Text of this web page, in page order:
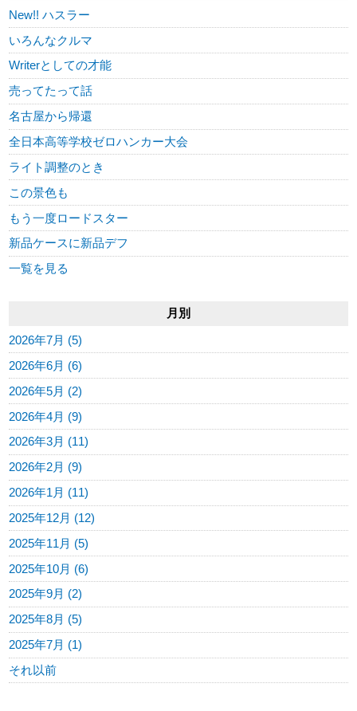
New!! ハスラー
いろんなクルマ
Writerとしての才能
売ってたって話
名古屋から帰還
全日本高等学校ゼロハンカー大会
ライト調整のとき
この景色も
もう一度ロードスター
新品ケースに新品デフ
一覧を見る
月別
2026年7月 (5)
2026年6月 (6)
2026年5月 (2)
2026年4月 (9)
2026年3月 (11)
2026年2月 (9)
2026年1月 (11)
2025年12月 (12)
2025年11月 (5)
2025年10月 (6)
2025年9月 (2)
2025年8月 (5)
2025年7月 (1)
それ以前